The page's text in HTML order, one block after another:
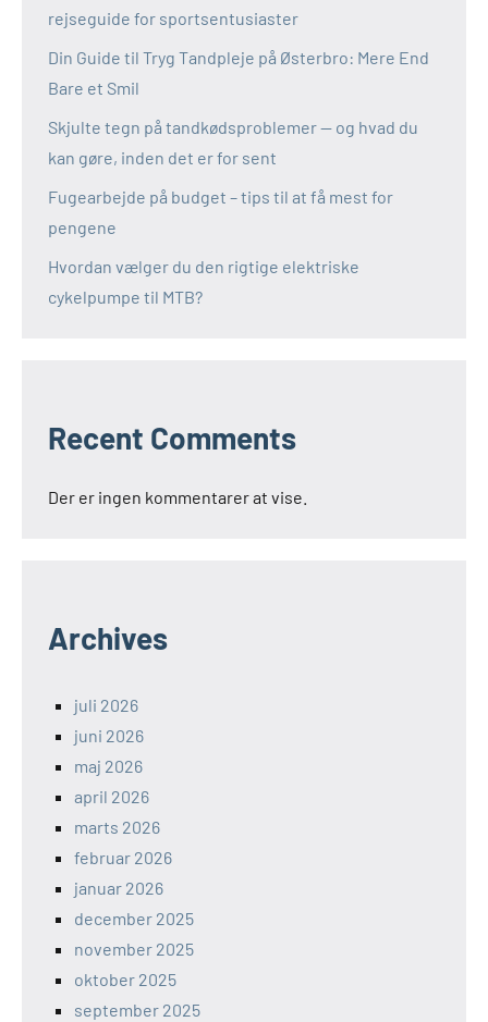
rejseguide for sportsentusiaster
Din Guide til Tryg Tandpleje på Østerbro: Mere End
Bare et Smil
Skjulte tegn på tandkødsproblemer — og hvad du
kan gøre, inden det er for sent
Fugearbejde på budget – tips til at få mest for
pengene
Hvordan vælger du den rigtige elektriske
cykelpumpe til MTB?
Recent Comments
Der er ingen kommentarer at vise.
Archives
juli 2026
juni 2026
maj 2026
april 2026
marts 2026
februar 2026
januar 2026
december 2025
november 2025
oktober 2025
september 2025